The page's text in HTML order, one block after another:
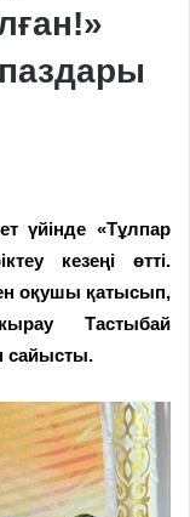
үйінде «Тұлпар
кезеңі өтті.
оқушы қатысып,
Тастыбай
сайысты.